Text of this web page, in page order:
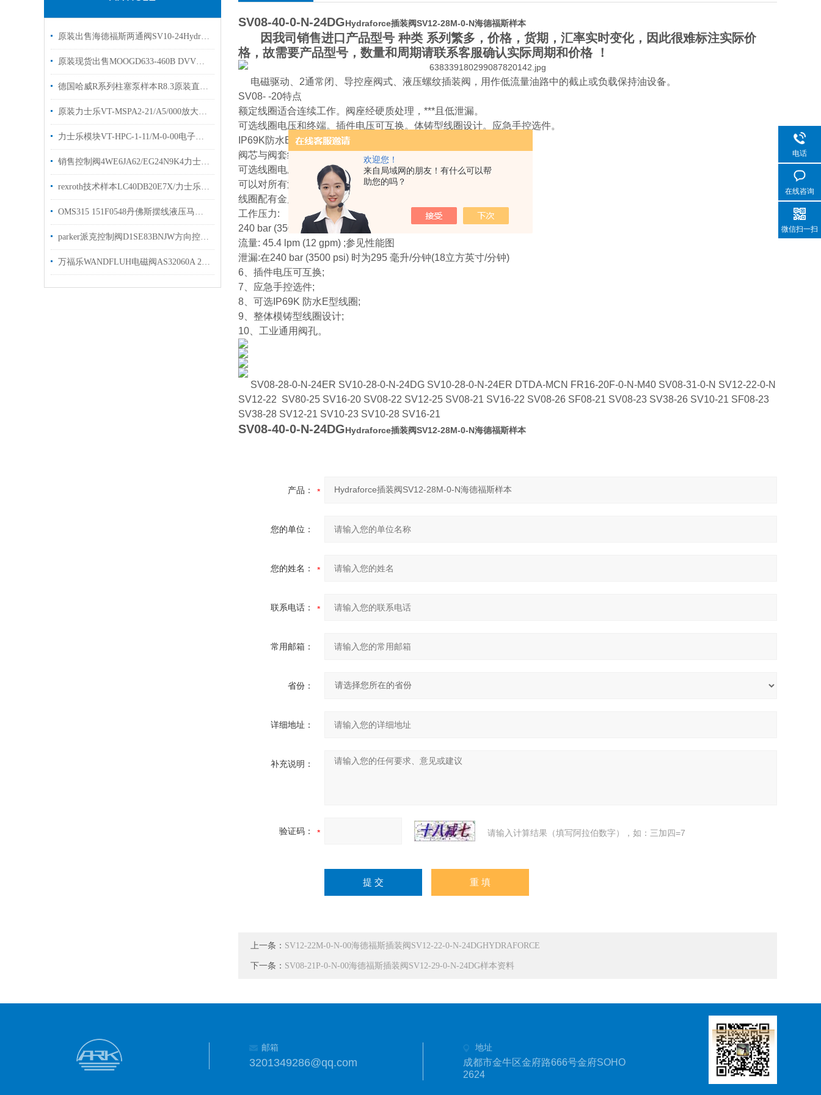
欢迎您！
来自局域网的朋友！有什么可以帮
助您的吗？
原装出售海德福斯两通阀SV10-24HydraForce插装阀
原装现货出售MOOGD633-460B DVV穆格伺服阀
德国哈威R系列柱塞泵样本R8.3原装直销出售
原装力士乐VT-MSPA2-21/A5/000放大器库存选购
力士乐模块VT-HPC-1-11/M-0-00电子控制装置欢迎选购
销售控制阀4WE6JA62/EG24N9K4力士乐rexroth换向阀
rexroth技术样本LC40DB20E7X/力士乐插装阀
OMS315 151F0548丹佛斯摆线液压马达描述
parker派克控制阀D1SE83BNJW方向控制阀优势出售
万福乐WANDFLUH电磁阀AS32060A 24V工作原理
SV08-40-0-N-24DGHydraforce插装阀SV12-28M-0-N海德福斯样本
因我司销售进口产品型号 种类 系列繁多，价格，货期，汇率实时变化，因此很难标注实际价
格，故需要产品型号，数量和周期请联系客服确认实际周期和价格 ！
电磁驱动、2通常闭、导控座阀式、液压螺纹插装阀，用作低流量油路中的截止或负载保持油设备。
SV08- -20特点
额定线圈适合连续工作。阀座经硬质处理，***且低泄漏。
可选线圈电压和终端。插件电压可互换。体铸型线圈设计。应急手控选件。
IP69K防水E型线圈结实***.
阀芯与阀套经硬处理, ***。
可选线圈电压和终端。
可以对所有油口
WAN QUAN加压。
线圈配有金属外壳。
工作压力:
240 bar (3500 psi)
流量: 45.4 lpm (12 gpm) ;参见性能图
泄漏:在240 bar (3500 psi) 时为295 毫升/分钟(18立方英寸/分钟)
6、插件电压可互换;
7、应急手控选件;
8、可选IP69K 防水E型线圈;
9、整体模铸型线圈设计;
10、工业通用阀孔。
SV08-28-0-N-24ER SV10-28-0-N-24DG SV10-28-0-N-24ER DTDA-MCN FR16-20F-0-N-M40 SV08-31-0-N SV12-22-0-N
SV12-22 SV80-25 SV16-20 SV08-22 SV12-25 SV08-21 SV16-22 SV08-26 SF08-21 SV08-23 SV38-26 SV10-21 SF08-23
SV38-28 SV12-21 SV10-23 SV10-28 SV16-21
SV08-40-0-N-24DGHydraforce插装阀SV12-28M-0-N海德福斯样本
产品：
您的单位：
您的姓名：
联系电话：
常用邮箱：
省份：
详细地址：
补充说明：
验证码： 请输入计算结果（填写阿拉伯数字），如：三加四=7
上一条： SV12-22M-0-N-00海德福斯插装阀SV12-22-0-N-24DGHYDRAFORCE
下一条： SV08-21P-0-N-00海德福斯插装阀SV12-29-0-N-24DG样本资料
邮箱
3201349286@qq.com
地址
成都市金牛区金府路666号金府SOHO
2624
电话
在线咨询
微信扫一扫